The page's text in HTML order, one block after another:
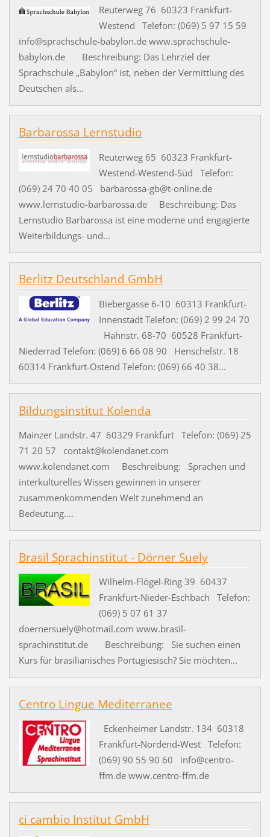
Reuterweg 76 60323 Frankfurt-
Westend Telefon: (069) 5 97 15 59
info@sprachschule-babylon.de www.sprachschule-
babylon.de Beschreibung: Das Lehrziel der
Sprachschule „Babylon“ ist, neben der Vermittlung des
Deutschen als...
Barbarossa Lernstudio
Reuterweg 65 60323 Frankfurt-
Westend-Westend-Süd Telefon:
(069) 24 70 40 05 barbarossa-gb@t-online.de
www.lernstudio-barbarossa.de Beschreibung: Das
Lernstudio Barbarossa ist eine moderne und engagierte
Weiterbildungs- und...
Berlitz Deutschland GmbH
Biebergasse 6-10 60313 Frankfurt-
Innenstadt Telefon: (069) 2 99 24 70
Hahnstr. 68-70 60528 Frankfurt-
Niederrad Telefon: (069) 6 66 08 90 Henschelstr. 18
60314 Frankfurt-Ostend Telefon: (069) 66 40 38...
Bildungsinstitut Kolenda
Mainzer Landstr. 47 60329 Frankfurt Telefon: (069) 25
71 20 57 contakt@kolendanet.com
www.kolendanet.com Beschreibung: Sprachen und
interkulturelles Wissen gewinnen in unserer
zusammenkommenden Welt zunehmend an
Bedeutung....
Brasil Sprachinstitut - Dörner Suely
Wilhelm-Flögel-Ring 39 60437
Frankfurt-Nieder-Eschbach Telefon:
(069) 5 07 61 37
doernersuely@hotmail.com www.brasil-
sprachinstitut.de Beschreibung: Sie suchen einen
Kurs für brasilianisches Portugiesisch? Sie möchten...
Centro Lingue Mediterranee
Eckenheimer Landstr. 134 60318
Frankfurt-Nordend-West Telefon:
(069) 90 55 90 60 info@centro-
ffm.de www.centro-ffm.de
ci cambio Institut GmbH